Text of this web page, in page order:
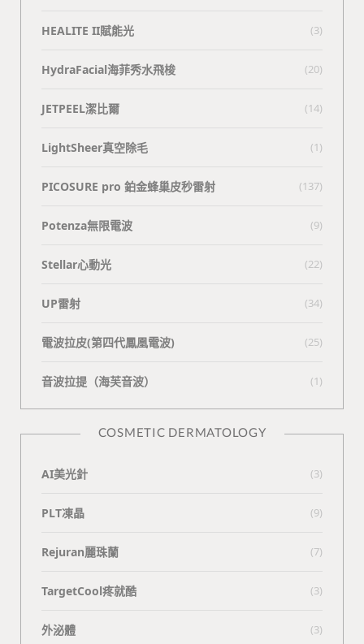
HEALITE II賦能光 (3)
HydraFacial海菲秀水飛梭 (20)
JETPEEL潔比爾 (14)
LightSheer真空除毛 (1)
PICOSURE pro 鉑金蜂巢皮秒雷射 (137)
Potenza無限電波 (9)
Stellar心動光 (22)
UP雷射 (34)
電波拉皮(第四代鳳凰電波) (25)
⾳波拉提（海芙⾳波） (1)
COSMETIC DERMATOLOGY
AI美光針 (3)
PLT凍晶 (9)
Rejuran麗珠蘭 (7)
TargetCool疼就酷 (3)
外泌體 (3)